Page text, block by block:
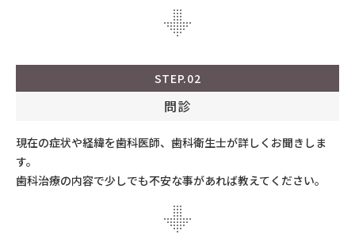
STEP.02
問診
現在の症状や経緯を歯科医師、歯科衛生士が詳しくお聞きしま
す。
歯科治療の内容で少しでも不安な事があれば教えてください。